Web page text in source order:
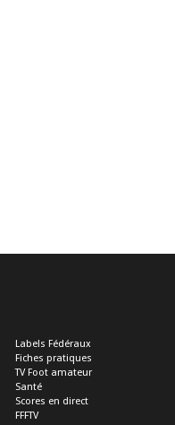
Labels Fédéraux
Fiches pratiques
TV Foot amateur
Santé
Scores en direct
FFFTV